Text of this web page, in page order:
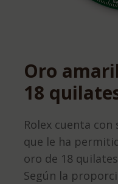
Oro
18
Rolex cuenta
que le ha
oro de 18
Según la